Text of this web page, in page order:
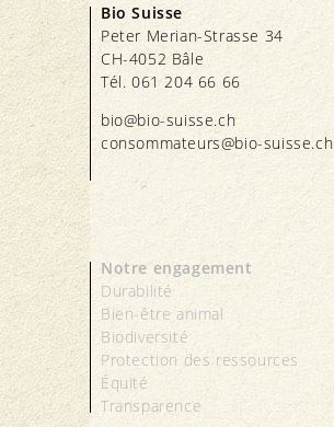
Bio Suisse
Peter Merian-Strasse 34
CH-4052 Bâle
Tél. 061 204 66 66
bio@bio-suisse.ch
consommateurs@bio-suisse.ch
Notre engagement
Durabilité
Bien-être animal
Biodiversité
Protection des ressources
Équité
Transparence